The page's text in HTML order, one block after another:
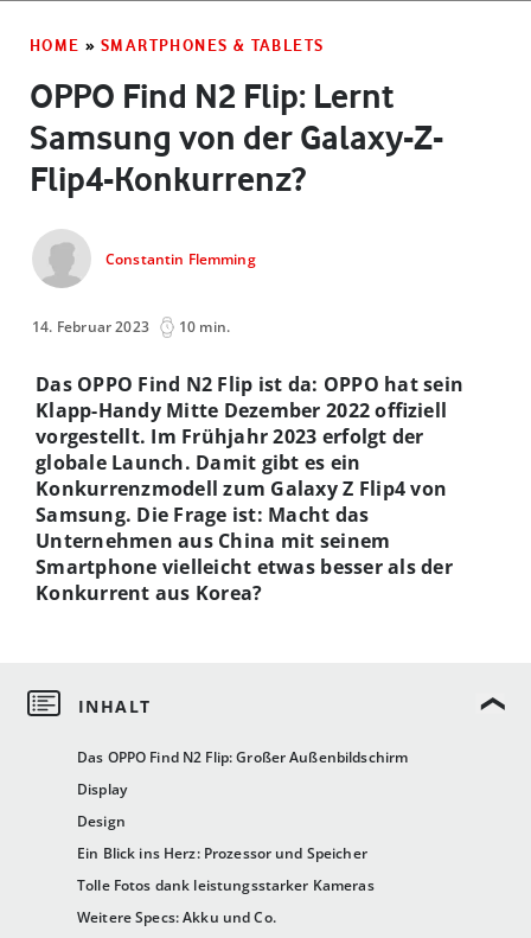
HOME » SMARTPHONES & TABLETS
OPPO Find N2 Flip: Lernt
Samsung von der Galaxy-Z-
Flip4-Konkurrenz?
Constantin Flemming
14. Februar 2023 10 min.
Das OPPO Find N2 Flip: Großer Außenbildschirm
Display
Design
Ein Blick ins Herz: Prozessor und Speicher
Tolle Fotos dank leistungsstarker Kameras
Weitere Specs: Akku und Co.
Das OPPO Find N2 Flip ist da: OPPO hat sein
Klapp-Handy Mitte Dezember 2022 offiziell
vorgestellt. Im Frühjahr 2023 erfolgt der
globale Launch. Damit gibt es ein
Konkurrenzmodell zum Galaxy Z Flip4 von
Samsung. Die Frage ist: Macht das
Unternehmen aus China mit seinem
Smartphone vielleicht etwas besser als der
Konkurrent aus Korea?